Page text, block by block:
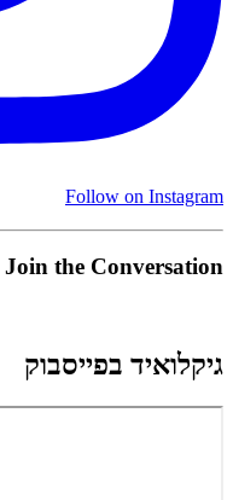
Follow on Instagram
Join the Conversation
גיקלואיד בפייסבוק